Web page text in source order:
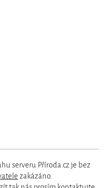
serveru Příroda.cz je bez
zakázáno.